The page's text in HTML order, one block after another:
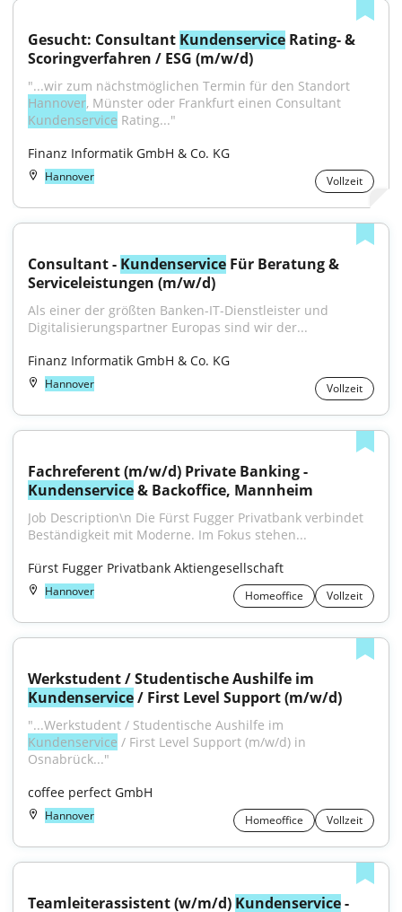
Gesucht: Consultant Kundenservice Rating- &
Scoringverfahren / ESG (m/w/d)
Hannover
Kundenservice Rating..."
Finanz Informatik GmbH & Co. KG
Hannover Vollzeit
Consultant - Kundenservice Für Beratung &
Serviceleistungen (m/w/d)
Als einer der größten Banken-IT-Dienstleister und
Digitalisierungspartner Europas sind wir der...
Finanz Informatik GmbH & Co. KG
Hannover Vollzeit
Kundenservice & Backoffice, Mannheim
Job Description\n Die Fürst Fugger Privatbank verbindet
Beständigkeit mit Moderne. Im Fokus stehen...
Fürst Fugger Privatbank Aktiengesellschaft
Hannover Homeoffice Vollzeit
Kundenservice / First Level Support (m/w/d)
Kundenservice / First Level Support (m/w/d) in
Osnabrück..."
coffee perfect GmbH
Hannover Homeoffice Vollzeit
Teamleiterassistent (w/m/d) Kundenservice -